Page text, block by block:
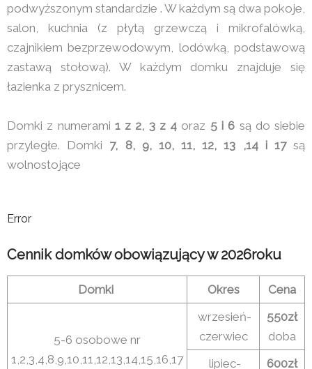
podwyższonym standardzie . W każdym są dwa pokoje,
salon, kuchnia (z płytą grzewczą i mikrofalówką,
czajnikiem bezprzewodowym, lodówką, podstawową
zastawą stołową). W każdym domku znajduje się
łazienka z prysznicem.
Domki z numerami 1 z 2, 3 z 4 oraz 5 i 6 są do siebie
przyległe. Domki 7, 8, 9, 10, 11, 12, 13 ,14 i 17są
wolnostojące
Error
Cennik domków obowiązujący w 2026roku
Domki Okres Cena
5-6 osobowe nr
1,2,3,4,8,9,10,11,12,13,14,15,16,17
wrzesień-
czerwiec
550zł
doba
lipiec-
600zł